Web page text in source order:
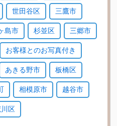
世田谷区 三鷹市
島市 杉並区 三郷市
お客様とのお写真付き
あきる野市 板橋区
相模原市 越谷市
区